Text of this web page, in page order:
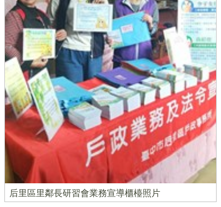
后里區里鄰長研習會業務宣導櫃檯照片